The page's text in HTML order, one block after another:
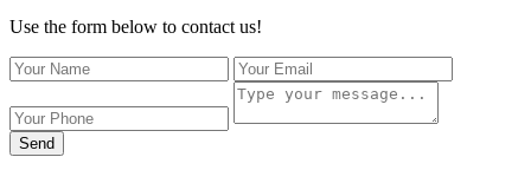
Use the form below to contact us!
Send